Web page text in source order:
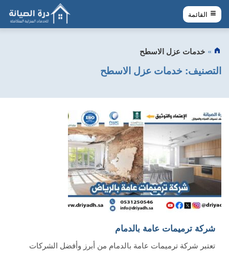
خدمات عزل الاسطح
التصنيف: خدمات عزل الاسطح
شركة ترميمات عامة بالدمام
تعتبر شركة ترميمات عامة بالدمام من أبرز وأفضل الشركات